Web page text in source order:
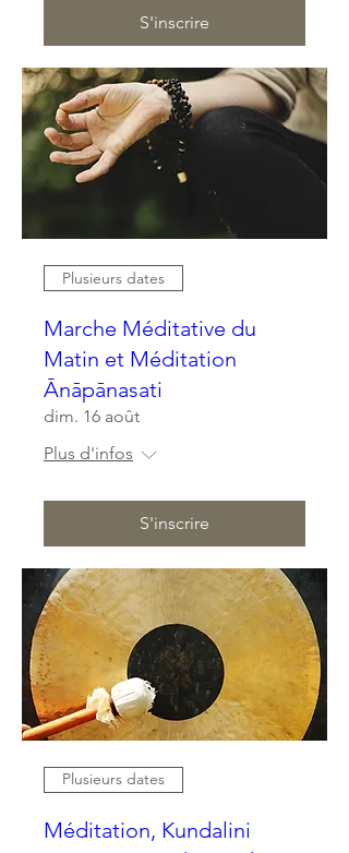
S'inscrire
Plusieurs dates
Marche Méditative du
Matin et Méditation
Ānāpānasati
dim. 16 août
Plus d'infos
S'inscrire
Plusieurs dates
Méditation, Kundalini